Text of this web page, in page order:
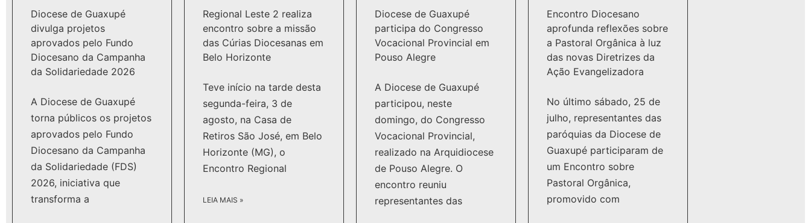
Diocese de Guaxupé
divulga projetos
aprovados pelo Fundo
Diocesano da Campanha
da Solidariedade 2026
A Diocese de Guaxupé
torna públicos os projetos
aprovados pelo Fundo
Diocesano da Campanha
da Solidariedade (FDS)
2026, iniciativa que
transforma a
Regional Leste 2 realiza
encontro sobre a missão
das Cúrias Diocesanas em
Belo Horizonte
Teve início na tarde desta
segunda-feira, 3 de
agosto, na Casa de
Retiros São José, em Belo
Horizonte (MG), o
Encontro Regional
LEIA MAIS »
Diocese de Guaxupé
participa do Congresso
Vocacional Provincial em
Pouso Alegre
A Diocese de Guaxupé
participou, neste
domingo, do Congresso
Vocacional Provincial,
realizado na Arquidiocese
de Pouso Alegre. O
encontro reuniu
representantes das
Encontro Diocesano
aprofunda reflexões sobre
a Pastoral Orgânica à luz
das novas Diretrizes da
Ação Evangelizadora
No último sábado, 25 de
julho, representantes das
paróquias da Diocese de
Guaxupé participaram de
um Encontro sobre
Pastoral Orgânica,
promovido com